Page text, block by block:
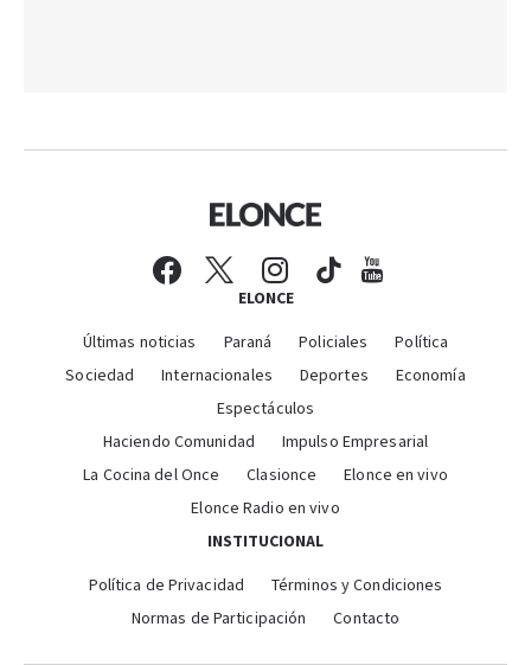
ELONCE
Últimas noticias Paraná Policiales
Política
Sociedad
Internacionales Deportes
Economía
Espectáculos
Haciendo Comunidad
Impulso Empresarial
La Cocina del Once
Clasionce
Elonce en vivo
Elonce Radio en vivo
INSTITUCIONAL
Política de Privacidad
Términos y Condiciones
Normas de Participación
Contacto